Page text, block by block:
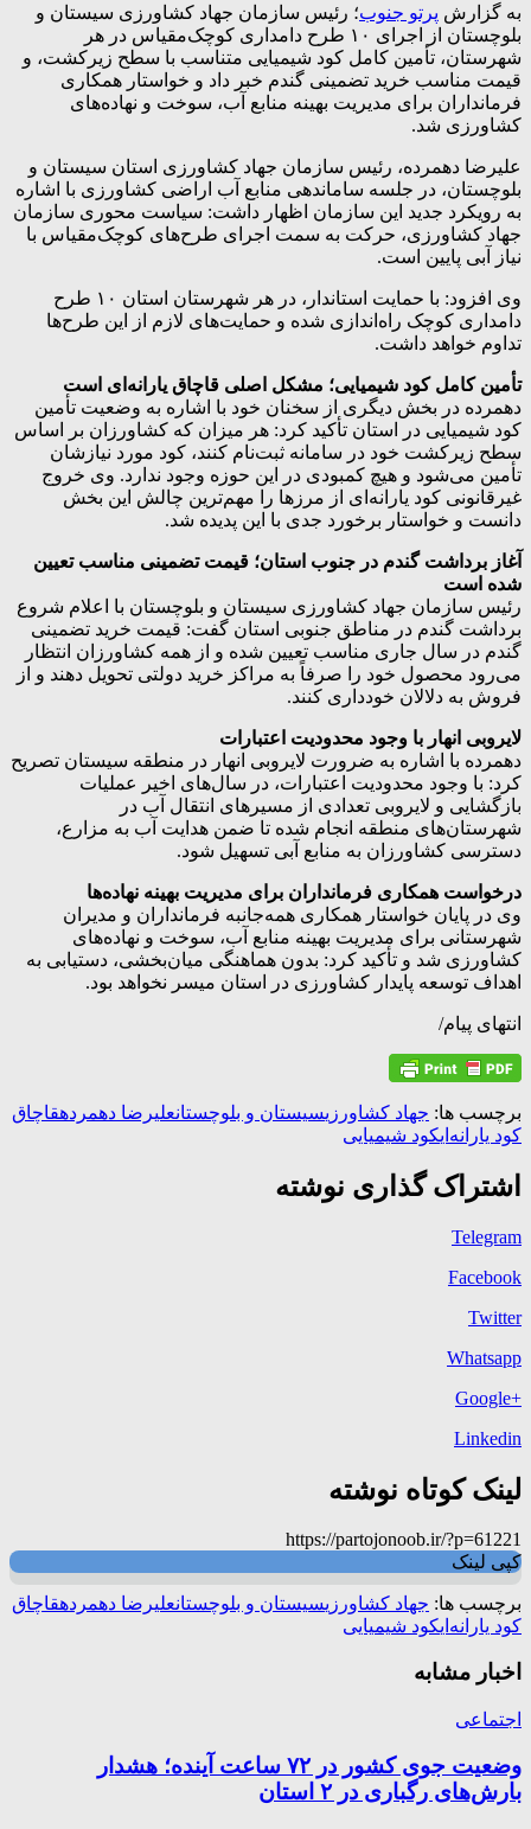
به گزارش پرتو جنوب؛ رئیس سازمان جهاد کشاورزی سیستان و
بلوچستان از اجرای ۱۰ طرح دامداری کوچک‌مقیاس در هر
شهرستان، تأمین کامل کود شیمیایی متناسب با سطح زیرکشت، و
قیمت مناسب خرید تضمینی گندم خبر داد و خواستار همکاری
فرمانداران برای مدیریت بهینه منابع آب، سوخت و نهاده‌های
کشاورزی شد.
علیرضا دهمرده، رئیس سازمان جهاد کشاورزی استان سیستان و
بلوچستان، در جلسه ساماندهی منابع آب اراضی کشاورزی با اشاره
به رویکرد جدید این سازمان اظهار داشت: سیاست محوری سازمان
جهاد کشاورزی، حرکت به سمت اجرای طرح‌های کوچک‌مقیاس با
نیاز آبی پایین است.
وی افزود: با حمایت استاندار، در هر شهرستان استان ۱۰ طرح
دامداری کوچک راه‌اندازی شده و حمایت‌های لازم از این طرح‌ها
تداوم خواهد داشت.
تأمین کامل کود شیمیایی؛ مشکل اصلی قاچاق یارانه‌ای است
دهمرده در بخش دیگری از سخنان خود با اشاره به وضعیت تأمین
کود شیمیایی در استان تأکید کرد: هر میزان که کشاورزان بر اساس
سطح زیرکشت خود در سامانه ثبت‌نام کنند، کود مورد نیازشان
تأمین می‌شود و هیچ کمبودی در این حوزه وجود ندارد. وی خروج
غیرقانونی کود یارانه‌ای از مرزها را مهم‌ترین چالش این بخش
دانست و خواستار برخورد جدی با این پدیده شد.
آغاز برداشت گندم در جنوب استان؛ قیمت تضمینی مناسب تعیین
شده است
رئیس سازمان جهاد کشاورزی سیستان و بلوچستان با اعلام شروع
برداشت گندم در مناطق جنوبی استان گفت: قیمت خرید تضمینی
گندم در سال جاری مناسب تعیین شده و از همه کشاورزان انتظار
می‌رود محصول خود را صرفاً به مراکز خرید دولتی تحویل دهند و از
فروش به دلالان خودداری کنند.
لایروبی انهار با وجود محدودیت اعتبارات
دهمرده با اشاره به ضرورت لایروبی انهار در منطقه سیستان تصریح
کرد: با وجود محدودیت اعتبارات، در سال‌های اخیر عملیات
بازگشایی و لایروبی تعدادی از مسیرهای انتقال آب در
شهرستان‌های منطقه انجام شده تا ضمن هدایت آب به مزارع،
دسترسی کشاورزان به منابع آبی تسهیل شود.
درخواست همکاری فرمانداران برای مدیریت بهینه نهاده‌ها
وی در پایان خواستار همکاری همه‌جانبه فرمانداران و مدیران
شهرستانی برای مدیریت بهینه منابع آب، سوخت و نهاده‌های
کشاورزی شد و تأکید کرد: بدون هماهنگی میان‌بخشی، دستیابی به
اهداف توسعه پایدار کشاورزی در استان میسر نخواهد بود.
انتهای پیام/
برچسب ها: جهاد کشاورزیسیستان و بلوچستانعلیرضا دهمردهقاچاق
کود یارانه‌ایکود شیمیایی
اشتراک گذاری نوشته
Telegram
Facebook
Twitter
Whatsapp
+Google
Linkedin
لینک کوتاه نوشته
https://partojonoob.ir/?p=61221
کپی لینک
برچسب ها: جهاد کشاورزیسیستان و بلوچستانعلیرضا دهمردهقاچاق
کود یارانه‌ایکود شیمیایی
اخبار مشابه
اجتماعی
وضعیت جوی کشور در ۷۲ ساعت آینده؛ هشدار
بارش‌های رگباری در ۲ استان